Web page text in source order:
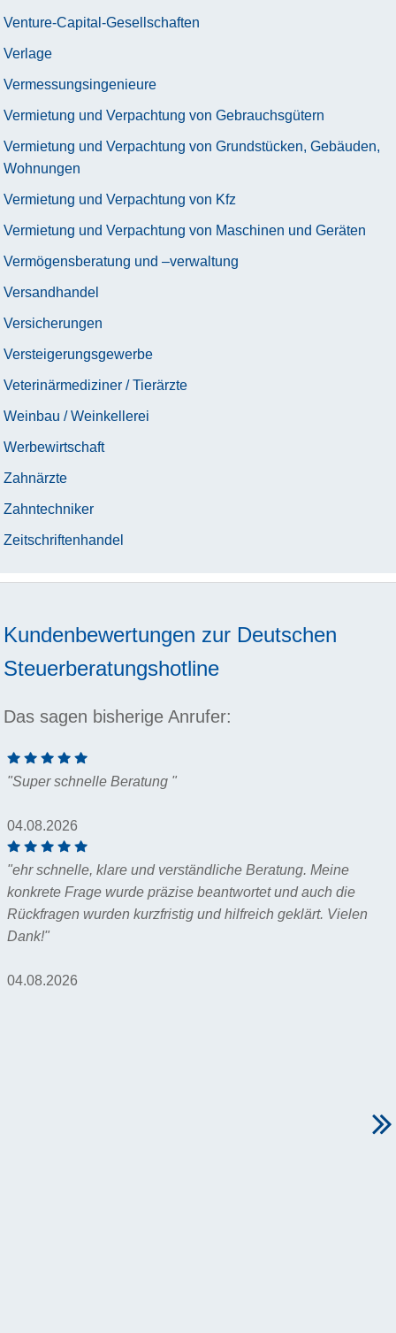
Venture-Capital-Gesellschaften
Verlage
Vermessungsingenieure
Vermietung und Verpachtung von Gebrauchsgütern
Vermietung und Verpachtung von Grundstücken, Gebäuden,
Wohnungen
Vermietung und Verpachtung von Kfz
Vermietung und Verpachtung von Maschinen und Geräten
Vermögensberatung und –verwaltung
Versandhandel
Versicherungen
Versteigerungsgewerbe
Veterinärmediziner / Tierärzte
Weinbau / Weinkellerei
Werbewirtschaft
Zahnärzte
Zahntechniker
Zeitschriftenhandel
Kundenbewertungen zur Deutschen
Steuerberatungshotline
Das sagen bisherige Anrufer:
"Super schnelle Beratung "
04.08.2026
"ehr schnelle, klare und verständliche Beratung. Meine
konkrete Frage wurde präzise beantwortet und auch die
Rückfragen wurden kurzfristig und hilfreich geklärt. Vielen
Dank!"
04.08.2026